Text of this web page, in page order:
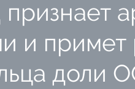
признает
и
доли